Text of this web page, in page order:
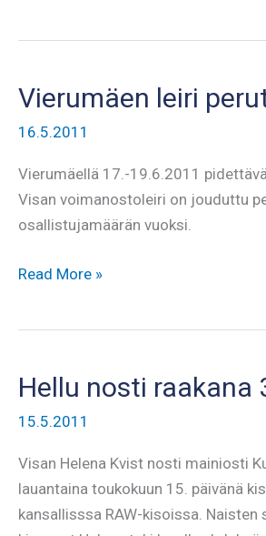
Vierumäen leiri
16.5.2011
Vierumäellä 17.-19.6.2011
Visan voimanostoleiri on jouduttu
osallistujamäärän vuoksi.
Vierumäen
Read More »
Hellu nosti raakana
15.5.2011
Visan Helena Kvist nosti mainiosti
lauantaina toukokuun 15. päivänä
kansallisssa RAW-kisoissa. Naisten